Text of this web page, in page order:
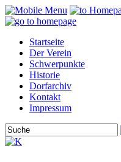
Startseite
Der Verein
Schwerpunkte
Historie
Dorfarchiv
Kontakt
Impressum